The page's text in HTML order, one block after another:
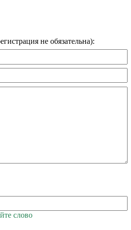
не обязательна):
слово